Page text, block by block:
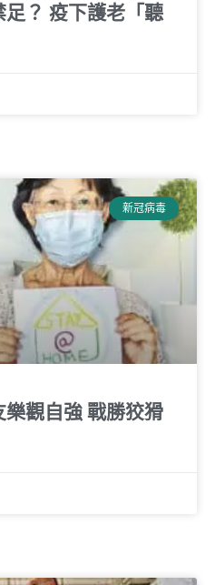
？ 疫下護老「聽
新冠病毒
樂觀自強 戰勝狡猾